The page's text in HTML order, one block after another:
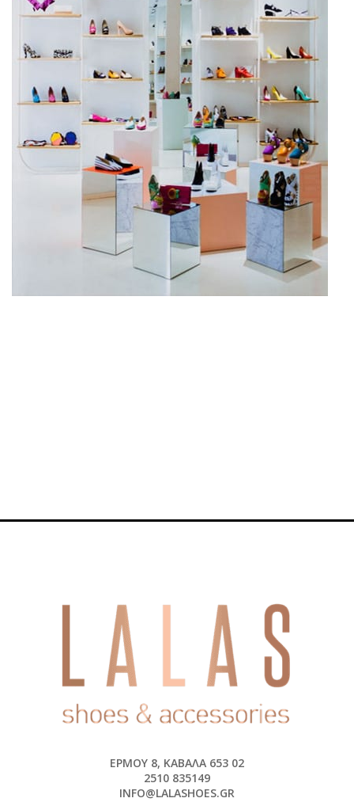
ΕΡΜΟΎ 8, ΚΑΒΆΛΑ 653 02
2510 835149
INFO@LALASHOES.GR